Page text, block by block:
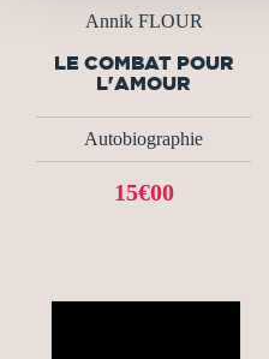
Annik FLOUR
LE COMBAT POUR
L'AMOUR
Autobiographie
15€00